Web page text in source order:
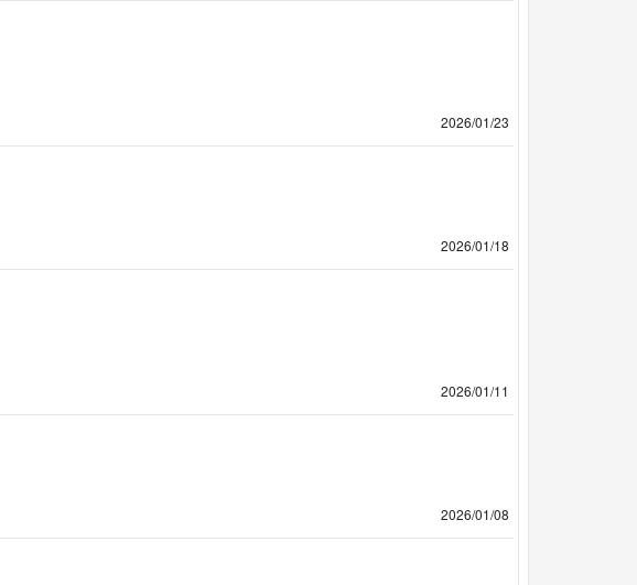
2026/01/23
2026/01/18
2026/01/11
2026/01/08